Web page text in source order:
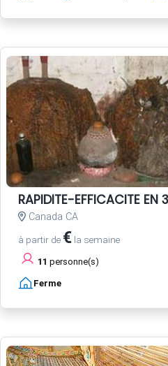
RAPIDITE-EFFICACITE EN
Canada CA
à partir de € la semaine
11 personne(s)
Ferme